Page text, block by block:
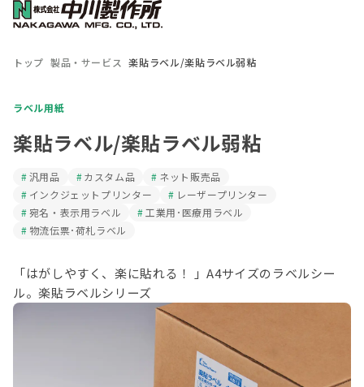
トップ 製品・サービス 楽貼ラベル/楽貼ラベル弱粘
ラベル用紙
楽貼ラベル/楽貼ラベル弱粘
汎用品 カスタム品
ネット販売品
インクジェットプリンター
レーザープリンター
宛名・表示用ラベル
工業用･医療用ラベル
物流伝票･荷札ラベル
「はがしやすく、楽に貼れる！ 」A4サイズのラベルシー
ル。楽貼ラベルシリーズ